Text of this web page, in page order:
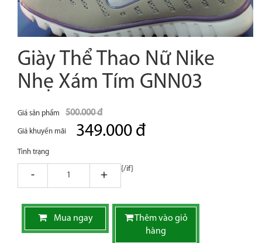
Giày Thể Thao Nữ Nike
Nhẹ Xám Tím GNN03
Giá sản phẩm 500.000 đ
Giá khuyến mãi 349.000 đ
Tình trạng
giam tang
{/if}
Mua ngay
Thêm vào giỏ
hàng